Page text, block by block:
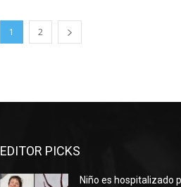
1 2
EDITOR PICKS
Niño es hospitalizado